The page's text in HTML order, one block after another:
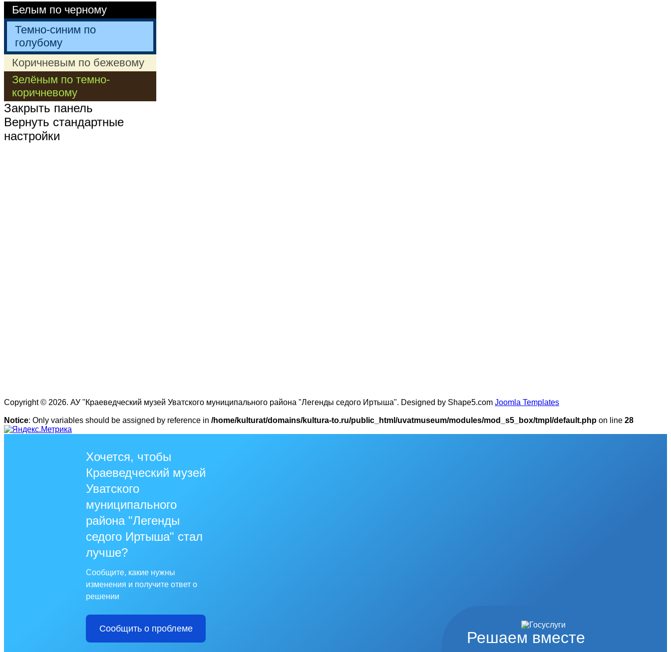
Белым по черному
Темно-синим по
голубому
Коричневым по бежевому
Зелёным по темно-
коричневому
Закрыть панель
Вернуть стандартные
настройки
Copyright © 2026. АУ "Краеведческий музей Уватского муниципального района "Легенды седого Иртыша". Designed by Shape5.com Joomla Templates
Notice: Only variables should be assigned by reference in /home/kulturat/domains/kultura-to.ru/public_html/uvatmuseum/modules/mod_s5_box/tmpl/default.php on line 28
Решаем вместе
Хочется, чтобы
Краеведческий музей
Уватского
муниципального
района "Легенды
седого Иртыша" стал
лучше?
Сообщите, какие нужны
изменения и получите ответ о
решении
Сообщить о проблеме